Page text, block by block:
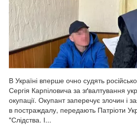
В Україні вперше очно судять
Сергія Карпіловича за зґвалтування
окупації. Окупант заперечує злочин і
в постраждалу, передають Патріоти
"Слідства. І...